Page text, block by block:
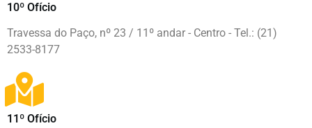
10º Ofício
Travessa do Paço, nº 23 / 11º andar - Centro - Tel.: (21)
2533-8177
11º Ofício